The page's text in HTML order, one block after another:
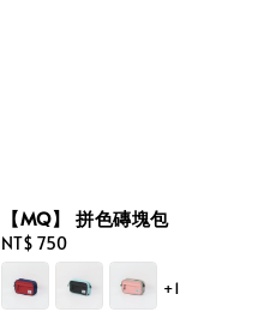
【MQ】 拼色磚塊包
Regular
price
NT$ 750
+1